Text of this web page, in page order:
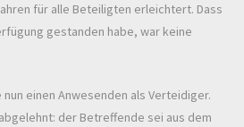
für alle Beteiligten erleichtert. Dass
gestanden habe, war keine
einen Anwesenden als Verteidiger.
der Betreffende sei aus dem